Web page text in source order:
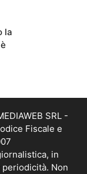
la
SRL -
Fiscale e
in
Non